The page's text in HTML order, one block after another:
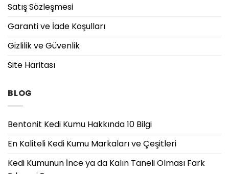
Satış Sözleşmesi
Garanti ve İade Koşulları
Gizlilik ve Güvenlik
Site Haritası
BLOG
Bentonit Kedi Kumu Hakkında 10 Bilgi
En Kaliteli Kedi Kumu Markaları ve Çeşitleri
Kedi Kumunun İnce ya da Kalın Taneli Olması Fark